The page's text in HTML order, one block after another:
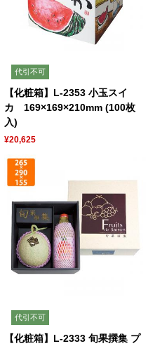
代引不可
【化粧箱】L-2353 小玉スイ
カ 169×169×210mm (100枚
入)
¥20,625
代引不可
【化粧箱】L-2333 旬果撰集 プ